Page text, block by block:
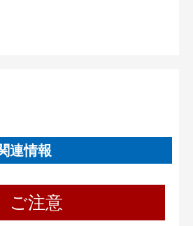
連情報
ご注意